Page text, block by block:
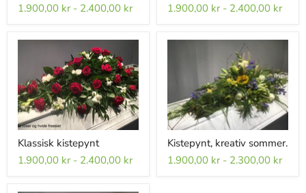
1.900,00 kr- 2.400,00 kr
1.900,00 kr- 2.400,00 kr
Klassisk kistepynt
1.900,00 kr- 2.400,00 kr
Kistepynt, kreativ sommer.
1.900,00 kr- 2.300,00 kr